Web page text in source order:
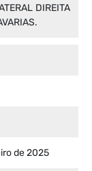
DIREITA
de 2025